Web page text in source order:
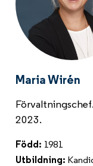
Maria Wirén
2023.
Född: 1981
Utbildning: